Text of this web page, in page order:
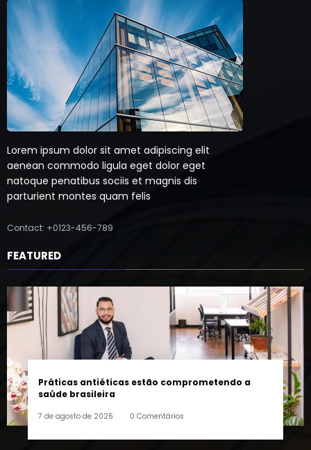
Lorem ipsum dolor sit amet adipiscing elit
aenean commodo ligula eget dolor eget
natoque penatibus sociis et magnis dis
parturient montes quam felis
Contact: +0123-456-789
FEATURED
Práticas antiéticas estão comprometendo a
7 de agosto de 2026